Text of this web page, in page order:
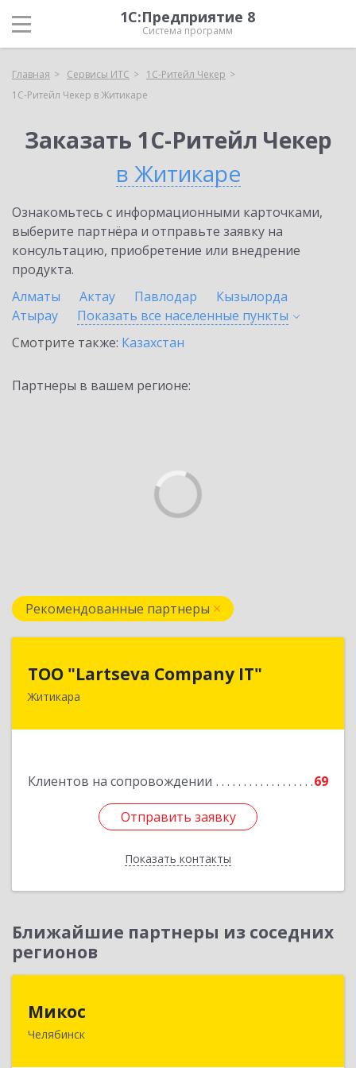
1С:Предприятие 8
Система программ
Главная Сервисы ИТС
1C-Ритейл Чекер
1C-Ритейл Чекер в Житикаре
Заказать 1C-Ритейл Чекер
в Житикаре
Ознакомьтесь с информационными карточками,
выберите партнёра и отправьте заявку на
консультацию, приобретение или внедрение
продукта.
Алматы
Актау Павлодар
Кызылорда
Атырау
Показать все населенные пункты
Смотрите также: Казахстан
Партнеры в вашем регионе:
Рекомендованные партнеры
ТОО "Lartseva Company IT"
Житикара
Клиентов на сопровождении 69
Отправить заявку
Показать контакты
110700, Республика Казахстан, Костанайская
Отправить заявку
Назад
Ближайшие партнеры из соседних
регионов
Микос
Челябинск